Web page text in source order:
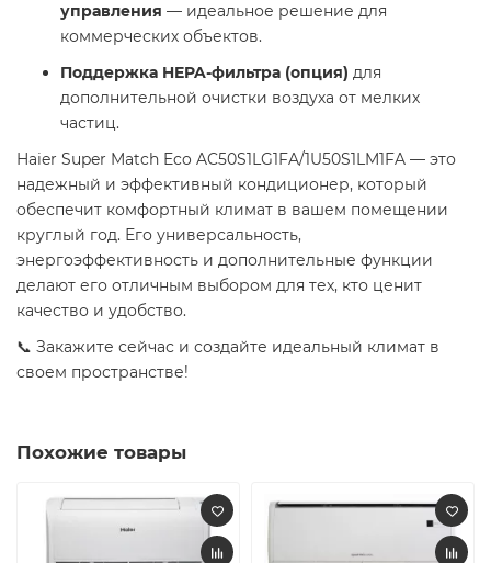
управления — идеальное решение для
коммерческих объектов.
Поддержка HEPA-фильтра (опция) для
дополнительной очистки воздуха от мелких
частиц.
Haier Super Match Eco AC50S1LG1FA/1U50S1LM1FA — это
надежный и эффективный кондиционер, который
обеспечит комфортный климат в вашем помещении
круглый год. Его универсальность,
энергоэффективность и дополнительные функции
делают его отличным выбором для тех, кто ценит
качество и удобство.
📞 Закажите сейчас и создайте идеальный климат в
своем пространстве!
Похожие товары